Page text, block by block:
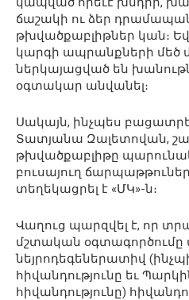
ճաշակի ու ձեր
թխվածքաբլիթներ կան։
կարգի ապրանքների մեծ
ներկայացված են
օգտակար անվանել։
Սակայն, ինչպես
Տատյանա Զալետովան,
թխվածքաբլիթը
բուսայուղ
տեղեկացրել է «ՄԿ»-ն։
Վաղուց պարզվել է, որ
մշտական օգտագործումը
նեյրոդեգեներատիվ
հիվանդությունը եւ
հիվանդությունը)